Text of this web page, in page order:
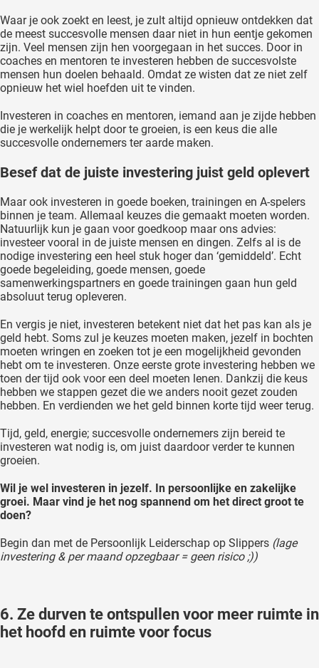
Waar je ook zoekt en leest, je zult altijd opnieuw ontdekken dat
de meest succesvolle mensen daar niet in hun eentje gekomen
zijn. Veel mensen zijn hen voorgegaan in het succes. Door in
coaches en mentoren te investeren hebben de succesvolste
mensen hun doelen behaald. Omdat ze wisten dat ze niet zelf
opnieuw het wiel hoefden uit te vinden.
Investeren in coaches en mentoren, iemand aan je zijde hebben
die je werkelijk helpt door te groeien, is een keus die alle
succesvolle ondernemers ter aarde maken.
Besef dat de juiste investering juist geld oplevert
Maar ook investeren in goede boeken, trainingen en A-spelers
binnen je team. Allemaal keuzes die gemaakt moeten worden.
Natuurlijk kun je gaan voor goedkoop maar ons advies:
investeer vooral in de juiste mensen en dingen. Zelfs al is de
nodige investering een heel stuk hoger dan ‘gemiddeld’. Echt
goede begeleiding, goede mensen, goede
samenwerkingspartners en goede trainingen gaan hun geld
absoluut terug opleveren.
En vergis je niet, investeren betekent niet dat het pas kan als je
geld hebt. Soms zul je keuzes moeten maken, jezelf in bochten
moeten wringen en zoeken tot je een mogelijkheid gevonden
hebt om te investeren. Onze eerste grote investering hebben we
toen der tijd ook voor een deel moeten lenen. Dankzij die keus
hebben we stappen gezet die we anders nooit gezet zouden
hebben. En verdienden we het geld binnen korte tijd weer terug.
Tijd, geld, energie; succesvolle ondernemers zijn bereid te
investeren wat nodig is, om juist daardoor verder te kunnen
groeien.
Wil je wel investeren in jezelf. In persoonlijke en zakelijke
groei. Maar vind je het nog spannend om het direct groot te
doen?
Begin dan met de Persoonlijk Leiderschap op Slippers (lage
investering & per maand opzegbaar = geen risico ;))
6. Ze durven te ontspullen voor meer ruimte in
het hoofd en ruimte voor focus